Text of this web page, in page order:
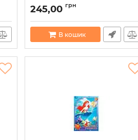
Артикул: 4820198240257
245,00 грн
В кошик